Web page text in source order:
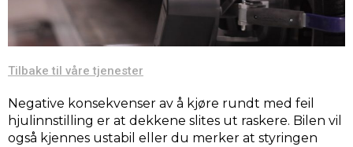
Tilbake til våre tjenester
Negative konsekvenser av å kjøre rundt med feil
hjulinnstilling er at dekkene slites ut raskere. Bilen vil
også kjennes ustabil eller du merker at styringen